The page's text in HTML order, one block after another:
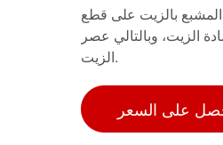
بالزيت على قطع
الزيت، وبالتالي عصر
الزيت.
على السعر